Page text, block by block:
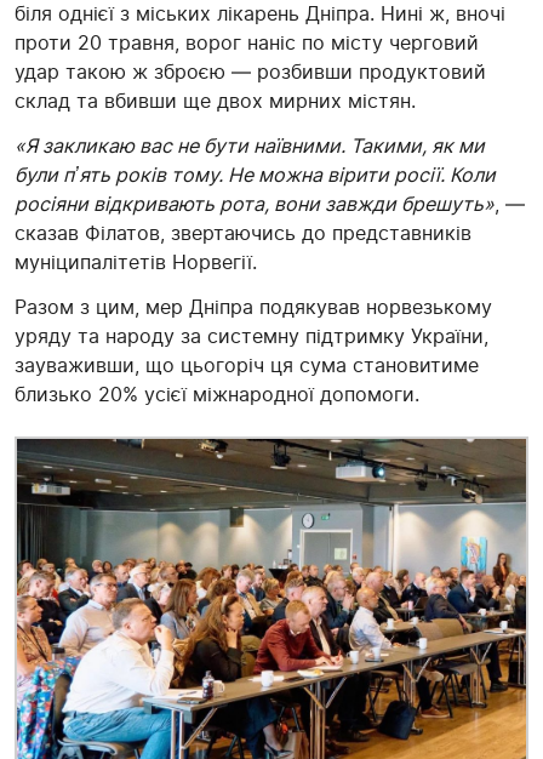
біля однієї з міських лікарень Дніпра. Нині ж, вночі
проти 20 травня, ворог наніс по місту черговий
удар такою ж зброєю — розбивши продуктовий
склад та вбивши ще двох мирних містян.
«Я закликаю вас не бути наївними. Такими, як ми
були пʼять років тому. Не можна вірити росії. Коли
росіяни відкривають рота, вони завжди брешуть», —
сказав Філатов, звертаючись до представників
муніципалітетів Норвегії.
Разом з цим, мер Дніпра подякував норвезькому
уряду та народу за системну підтримку України,
зауваживши, що цьогоріч ця сума становитиме
близько 20% усієї міжнародної допомоги.